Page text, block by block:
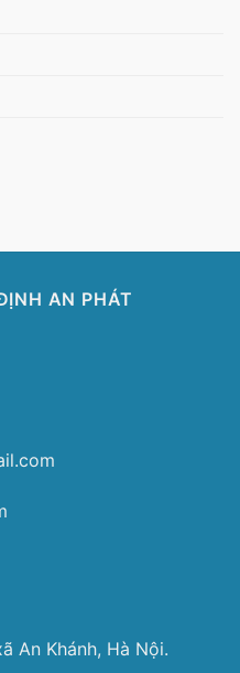
AN PHÁT
An Khánh, Hà Nội.